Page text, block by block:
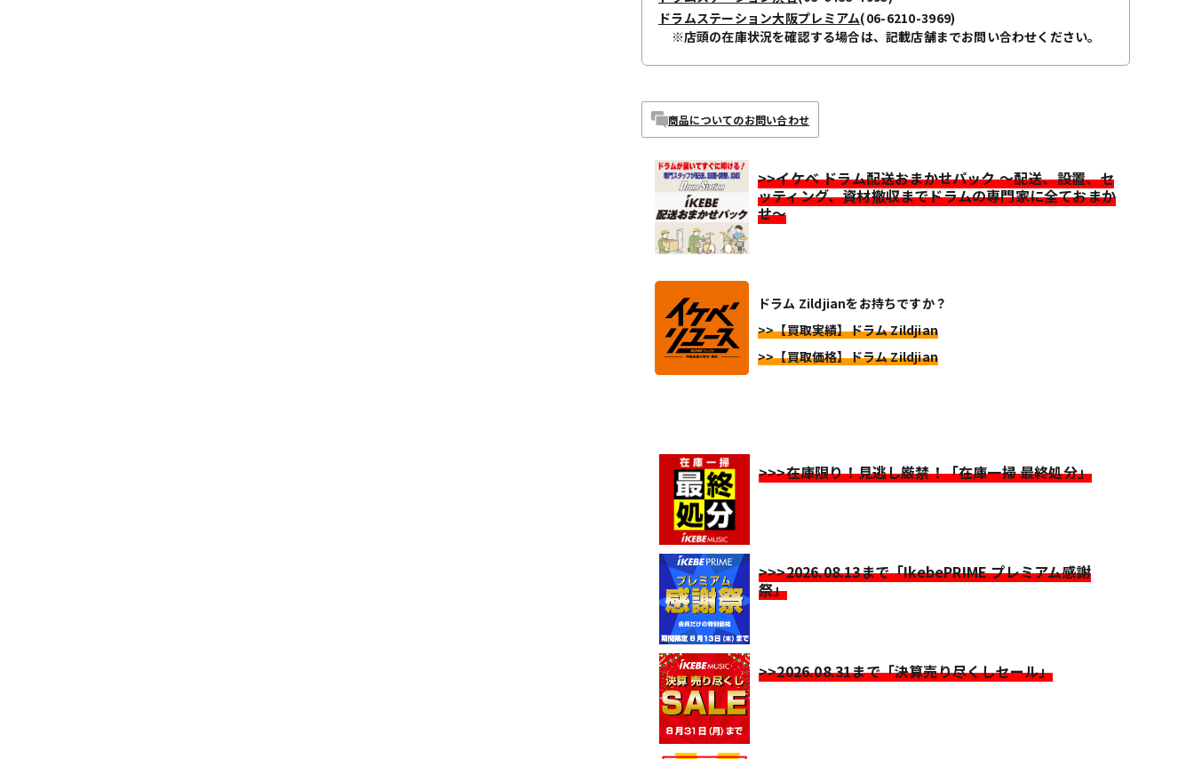
ドラムステーション大阪プレミアム(06-6210-3969)
※店頭の在庫状況を確認する場合は、記載店舗までお問い合わせください。
商品についてのお問い合わせ
>>イケベ ドラム配送おまかせパック ～配送、設置、セ
ッティング、資材撤収までドラムの専門家に全ておまか
せ～
ドラム Zildjianをお持ちですか？
>>【買取実績】ドラム Zildjian
>>【買取価格】ドラム Zildjian
>>>在庫限り！見逃し厳禁！「在庫一掃 最終処分」
>>>2026.08.13まで「IkebePRIME プレミアム感謝
祭」
>>2026.08.31まで「決算売り尽くしセール」